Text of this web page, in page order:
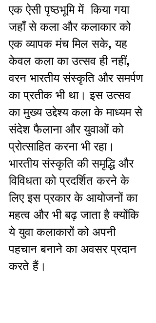
एक ऐसी पृष्ठभूमि में  किया गया
जहाँ से कला और कलाकार को
एक व्यापक मंच मिल सके, यह
केवल कला का उत्सव ही नहीं,
वरन भारतीय संस्कृति और समर्पण
का प्रतीक भी था। इस उत्सव
का मुख्य उद्देश्य कला के माध्यम से
संदेश फैलाना और युवाओं को
प्रोत्साहित करना भी रहा।
भारतीय संस्कृति की समृद्धि और
विविधता को प्रदर्शित करने के
लिए इस प्रकार के आयोजनों का
महत्व और भी बढ़ जाता है क्योंकि
ये युवा कलाकारों को अपनी
पहचान बनाने का अवसर प्रदान
करते हैं।